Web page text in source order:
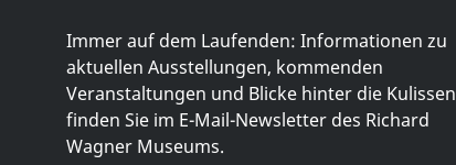
Immer auf dem Laufenden: Informationen zu
aktuellen Ausstellungen, kommenden
Veranstaltungen und Blicke hinter die Kulissen
finden Sie im E-Mail-Newsletter des Richard
Wagner Museums.